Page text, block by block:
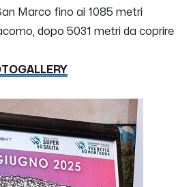
Marco fino ai 1085 metri
dopo 5031 metri da coprire